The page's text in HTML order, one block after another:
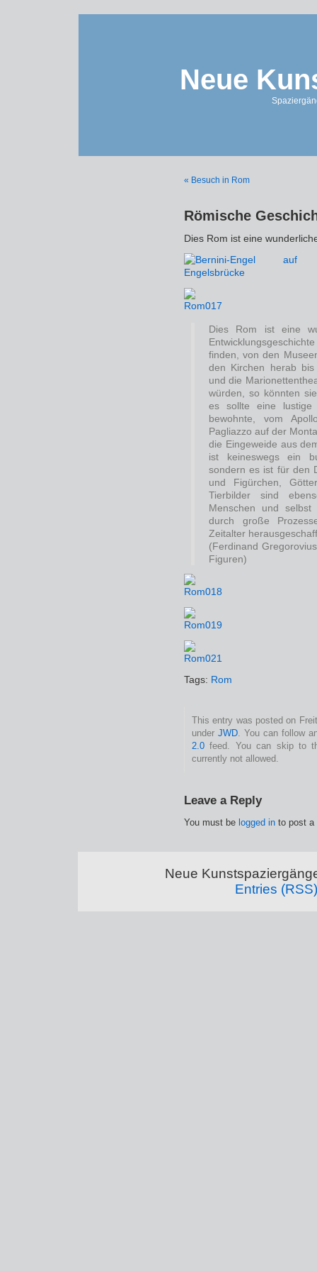
Neue
« Besuch in Rom
Römische
Dies Rom ist eine
Dies Rom ist eine
finden, von den
den Kirchen herab
und die
würden, so könnten
es sollte eine lustige
bewohnte, vom
Pagliazzo auf der
die Eingeweide aus
ist keineswegs ein
sondern es ist für den
und Figürchen,
Tierbilder sind
Menschen und
durch große
Zeitalter
(Ferdinand
Figuren)
Tags: Rom
This entry was posted on
under JWD. You can follow
2.0 feed. You can skip to
currently not allowed.
Leave a Reply
You must be logged in to post a
Neue
Entries (RSS)